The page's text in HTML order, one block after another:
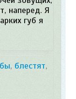
наперед. Я
губ я
, блестят,